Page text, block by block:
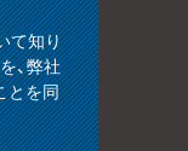
て知り
、弊社
とを同